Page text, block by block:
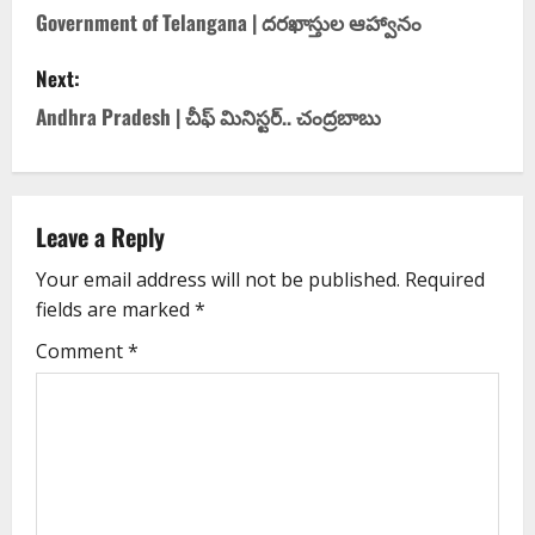
Government of Telangana | ద‌ర‌ఖాస్తుల ఆహ్వానం
Next:
Andhra Pradesh | చీఫ్ మినిస్ట‌ర్‌.. చంద్ర‌బాబు
Leave a Reply
Your email address will not be published. Required
fields are marked *
Comment*